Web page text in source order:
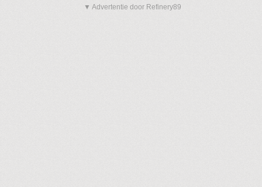
▼ Advertentie door Refinery89